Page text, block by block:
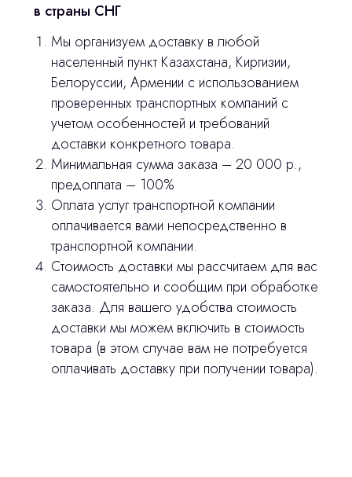
в страны СНГ
Мы организуем доставку в любой
населенный пункт Казахстана, Киргизии,
Белоруссии, Армении с использованием
проверенных транспортных компаний с
учетом особенностей и требований
доставки конкретного товара.
Минимальная сумма заказа – 20 000 р.,
предоплата – 100%
Оплата услуг транспортной компании
оплачивается вами непосредственно в
транспортной компании.
Стоимость доставки мы рассчитаем для вас
самостоятельно и сообщим при обработке
заказа. Для вашего удобства стоимость
доставки мы можем включить в стоимость
товара (в этом случае вам не потребуется
оплачивать доставку при получении товара).